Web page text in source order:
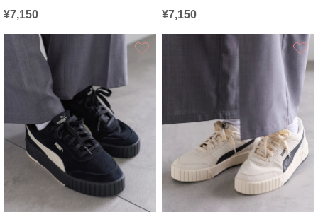
¥7,150 ¥7,150